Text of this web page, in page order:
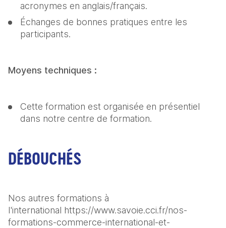
acronymes en anglais/français.
Échanges de bonnes pratiques entre les
participants.
Moyens techniques :
Cette formation est organisée en présentiel
dans notre centre de formation.
DÉBOUCHÉS
Nos autres formations à
l'international https://www.savoie.cci.fr/nos-
formations-commerce-international-et-